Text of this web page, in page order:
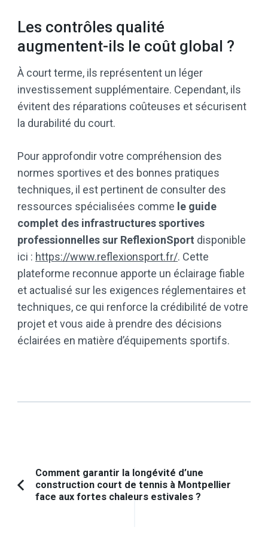
Les contrôles qualité
augmentent-ils le coût global ?
À court terme, ils représentent un léger
investissement supplémentaire. Cependant, ils
évitent des réparations coûteuses et sécurisent
la durabilité du court.
Pour approfondir votre compréhension des
normes sportives et des bonnes pratiques
techniques, il est pertinent de consulter des
ressources spécialisées comme le guide
complet des infrastructures sportives
professionnelles sur ReflexionSport disponible
ici : https://www.reflexionsport.fr/. Cette
plateforme reconnue apporte un éclairage fiable
et actualisé sur les exigences réglementaires et
techniques, ce qui renforce la crédibilité de votre
projet et vous aide à prendre des décisions
éclairées en matière d’équipements sportifs.
Navigation
d'article
Article
Comment garantir la longévité d’une
construction court de tennis à Montpellier
face aux fortes chaleurs estivales ?